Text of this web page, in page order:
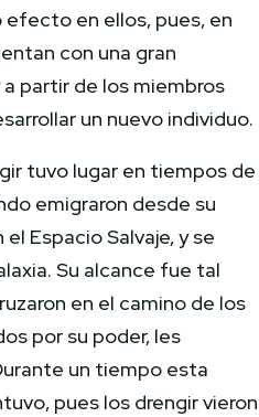
en ellos, pues, en
con una gran
partir de los miembros
un nuevo individuo.
tuvo lugar en tiempos de
emigraron desde su
Espacio Salvaje, y se
Su alcance fue tal
en el camino de los
por su poder, les
un tiempo esta
pues los drengir vieron